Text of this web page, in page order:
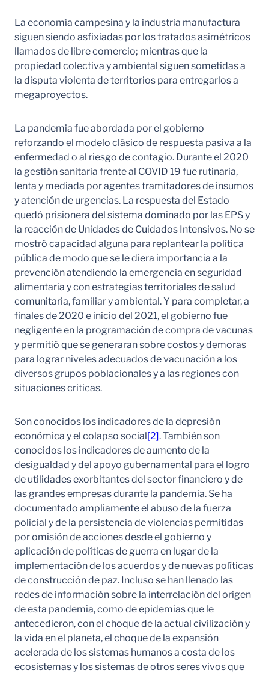
La economía campesina y la industria manufactura
siguen siendo asfixiadas por los tratados asimétricos
llamados de libre comercio; mientras que la
propiedad colectiva y ambiental siguen sometidas a
la disputa violenta de territorios para entregarlos a
megaproyectos.
La pandemia fue abordada por el gobierno
reforzando el modelo clásico de respuesta pasiva a la
enfermedad o al riesgo de contagio. Durante el 2020
la gestión sanitaria frente al COVID 19 fue rutinaria,
lenta y mediada por agentes tramitadores de insumos
y atención de urgencias. La respuesta del Estado
quedó prisionera del sistema dominado por las EPS y
la reacción de Unidades de Cuidados Intensivos. No se
mostró capacidad alguna para replantear la política
pública de modo que se le diera importancia a la
prevención atendiendo la emergencia en seguridad
alimentaria y con estrategias territoriales de salud
comunitaria, familiar y ambiental. Y para completar, a
finales de 2020 e inicio del 2021, el gobierno fue
negligente en la programación de compra de vacunas
y permitió que se generaran sobre costos y demoras
para lograr niveles adecuados de vacunación a los
diversos grupos poblacionales y a las regiones con
situaciones criticas.
Son conocidos los indicadores de la depresión
económica y el colapso social[2]. También son
conocidos los indicadores de aumento de la
desigualdad y del apoyo gubernamental para el logro
de utilidades exorbitantes del sector financiero y de
las grandes empresas durante la pandemia. Se ha
documentado ampliamente el abuso de la fuerza
policial y de la persistencia de violencias permitidas
por omisión de acciones desde el gobierno y
aplicación de políticas de guerra en lugar de la
implementación de los acuerdos y de nuevas políticas
de construcción de paz. Incluso se han llenado las
redes de información sobre la interrelación del origen
de esta pandemia, como de epidemias que le
antecedieron, con el choque de la actual civilización y
la vida en el planeta, el choque de la expansión
acelerada de los sistemas humanos a costa de los
ecosistemas y los sistemas de otros seres vivos que